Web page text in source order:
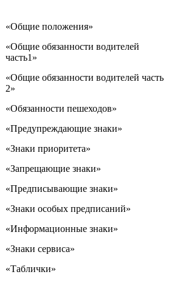
«Общие положения»
«Общие обязанности водителей
часть1»
«Общие обязанности водителей часть
2»
«Обязанности пешеходов»
«Предупреждающие знаки»
«Знаки приоритета»
«Запрещающие знаки»
«Предписывающие знаки»
«Знаки особых предписаний»
«Информационные знаки»
«Знаки сервиса»
«Таблички»